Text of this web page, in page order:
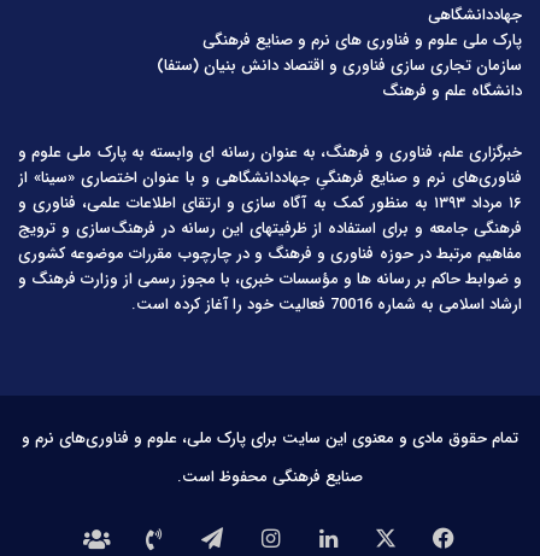
جهاددانشگاهی
پارک ملی علوم و فناوری های نرم و صنایع فرهنگی
سازمان تجاری سازی فناوری و اقتصاد دانش بنیان (ستفا)
دانشگاه علم و فرهنگ
خبرگزاری علم، فناوری و فرهنگ، به عنوان رسانه ای وابسته به پارک ملی علوم و
فناوری‌های نرم و صنایع فرهنگیِ جهاددانشگاهی و با عنوان اختصاری «سینا» از
۱۶ مرداد ۱۳۹۳ به منظور کمک به آگاه سازی و ارتقای اطلاعات علمی، فناوری و
فرهنگی جامعه و برای استفاده از ظرفیتهای این رسانه در فرهنگ‌سازی و ترویج
مفاهیم مرتبط در حوزه فناوری و فرهنگ و در چارچوب مقررات موضوعه کشوری
و ضوابط حاکم بر رسانه ها و مؤسسات خبری، با مجوز رسمی از وزارت فرهنگ و
ارشاد اسلامی به شماره 70016 فعالیت خود را آغاز کرده است.
تمام حقوق مادی و معنوی این سایت برای پارک ملی، علوم و فناوری‌های نرم و
صنایع فرهنگی محفوظ است.
فیس لینکدیناینستاگرامتلگرامتماس درباره